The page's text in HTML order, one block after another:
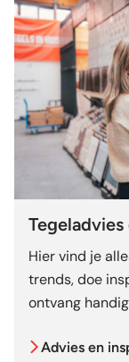
Hier vind je
trends, doe
ontvang
Advies en